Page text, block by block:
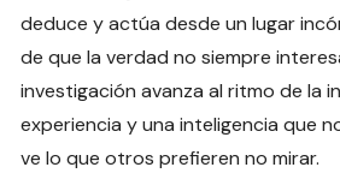
deduce y actúa desde un lugar
de que la verdad no siempre
investigación avanza al ritmo de la
experiencia y una inteligencia que
ve lo que otros prefieren no mirar.